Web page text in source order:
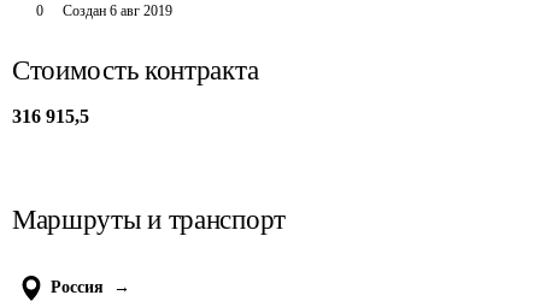
0 Создан 6 авг 2019
Стоимость контракта
316 915,5
Маршруты и транспорт
Россия
→